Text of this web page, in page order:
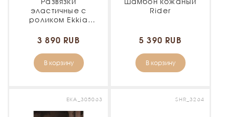
эластичные с
роликом Ekkia
3 890 RUB
В корзину
Rider
5 390 RUB
В корзину
EKA_305063 SHR_3264